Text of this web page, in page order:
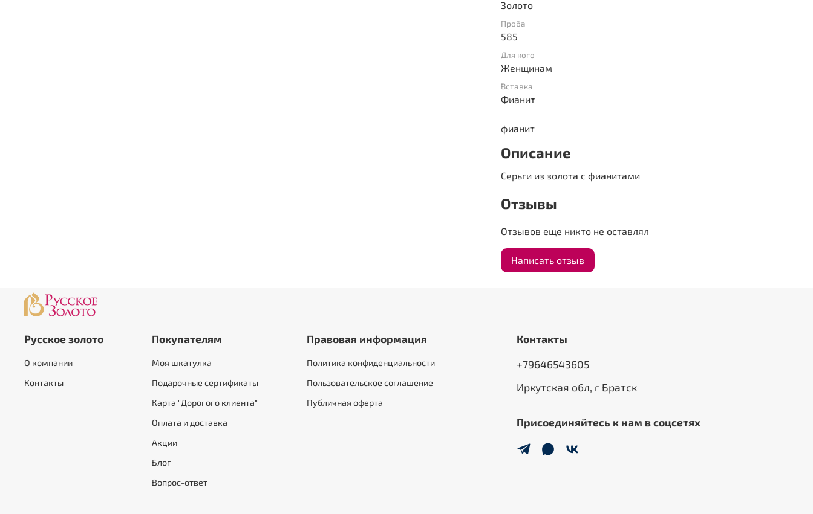
Золото
Проба
585
Для кого
Женщинам
Вставка
Фианит
фианит
Описание
Серьги из золота с фианитами
Отзывы
Отзывов еще никто не оставлял
Написать отзыв
Русское золото
О компании
Контакты
Покупателям
Моя шкатулка
Подарочные сертификаты
Карта "Дорогого клиента"
Оплата и доставка
Акции
Блог
Вопрос-ответ
Правовая информация
Политика конфиденциальности
Пользовательское соглашение
Публичная оферта
Контакты
+79646543605
Иркутская обл, г Братск
Присоединяйтесь к нам в соцсетях